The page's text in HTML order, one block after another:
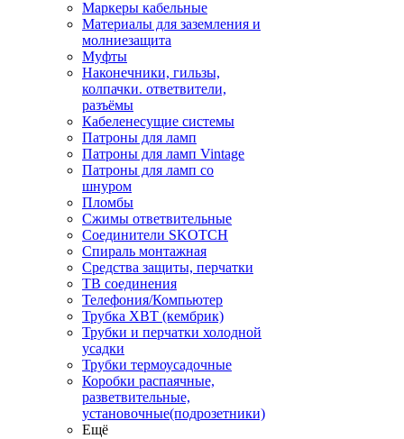
Маркеры кабельные
Материалы для заземления и
молниезащита
Муфты
Наконечники, гильзы,
колпачки. ответвители,
разъёмы
Кабеленесущие системы
Патроны для ламп
Патроны для ламп Vintage
Патроны для ламп со
шнуром
Пломбы
Сжимы ответвительные
Соединители SKOTCH
Спираль монтажная
Средства защиты, перчатки
ТВ соединения
Телефония/Компьютер
Трубка ХВТ (кембрик)
Трубки и перчатки холодной
усадки
Трубки термоусадочные
Коробки распаячные,
разветвительные,
установочные(подрозетники)
Ещё